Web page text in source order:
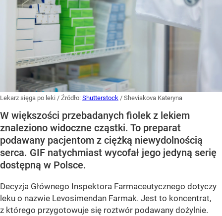
Lekarz sięga po leki / Źródło: Shutterstock / Sheviakova Kateryna
W większości przebadanych fiolek z lekiem
znaleziono widoczne cząstki. To preparat
podawany pacjentom z ciężką niewydolnością
serca. GIF natychmiast wycofał jego jedyną serię
dostępną w Polsce.
Decyzja Głównego Inspektora Farmaceutycznego dotyczy
leku o nazwie Levosimendan Farmak. Jest to koncentrat,
z którego przygotowuje się roztwór podawany dożylnie.